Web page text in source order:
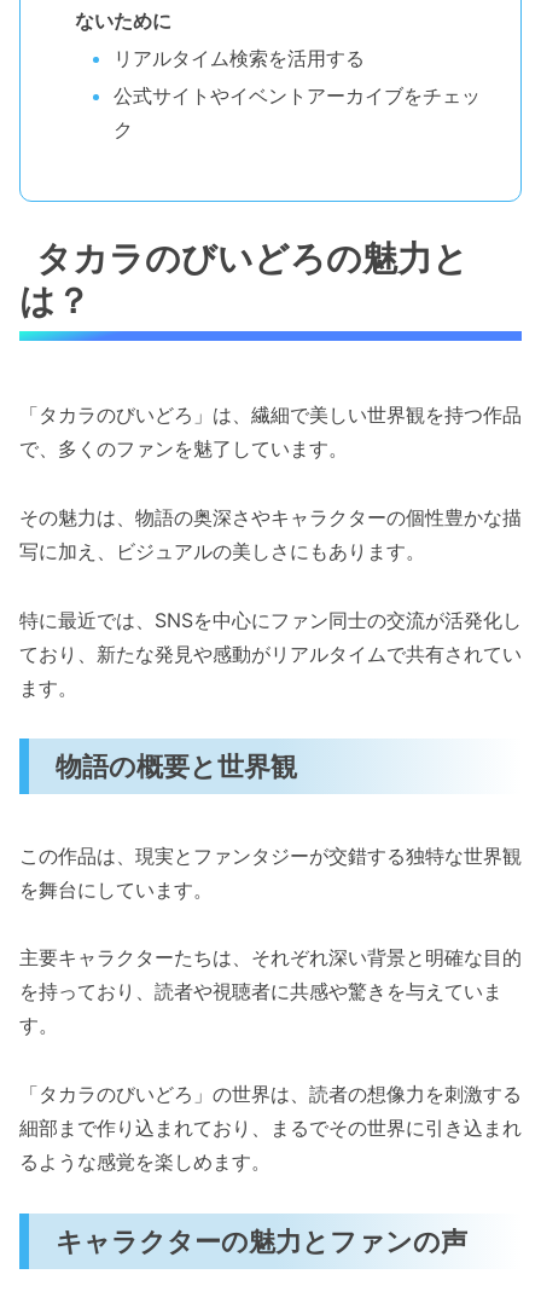
ないために
リアルタイム検索を活用する
公式サイトやイベントアーカイブをチェッ
ク
タカラのびいどろの魅力と
は？
「タカラのびいどろ」は、繊細で美しい世界観を持つ作品
で、多くのファンを魅了しています。
その魅力は、物語の奥深さやキャラクターの個性豊かな描
写に加え、ビジュアルの美しさにもあります。
特に最近では、SNSを中心にファン同士の交流が活発化し
ており、新たな発見や感動がリアルタイムで共有されてい
ます。
物語の概要と世界観
この作品は、現実とファンタジーが交錯する独特な世界観
を舞台にしています。
主要キャラクターたちは、それぞれ深い背景と明確な目的
を持っており、読者や視聴者に共感や驚きを与えていま
す。
「タカラのびいどろ」の世界は、読者の想像力を刺激する
細部まで作り込まれており、まるでその世界に引き込まれ
るような感覚を楽しめます。
キャラクターの魅力とファンの声